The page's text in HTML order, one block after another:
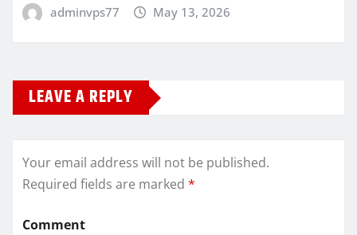
adminvps77 May 13, 2026
LEAVE A REPLY
Your email address will not be published.
Required fields are marked *
Comment